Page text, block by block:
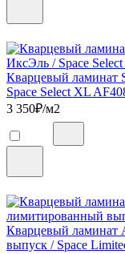
Кварцевый ламинат
Space Select XL
3 350₽/м2
Кварцевый ламинат
выпуск / Space